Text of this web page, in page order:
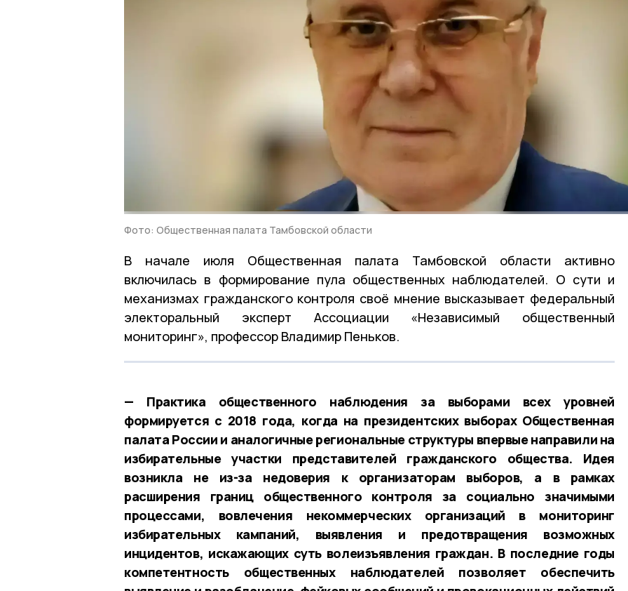
Фото: Общественная палата Тамбовской области
В начале июля Общественная палата Тамбовской области активно
включилась в формирование пула общественных наблюдателей. О сути и
механизмах гражданского контроля своё мнение высказывает федеральный
электоральный эксперт Ассоциации «Независимый общественный
мониторинг», профессор Владимир Пеньков.
— Практика общественного наблюдения за выборами всех уровней
формируется с 2018 года, когда на президентских выборах Общественная
палата России и аналогичные региональные структуры впервые направили на
избирательные участки представителей гражданского общества. Идея
возникла не из-за недоверия к организаторам выборов, а в рамках
расширения границ общественного контроля за социально значимыми
процессами, вовлечения некоммерческих организаций в мониторинг
избирательных кампаний, выявления и предотвращения возможных
инцидентов, искажающих суть волеизъявления граждан. В последние годы
компетентность общественных наблюдателей позволяет обеспечить